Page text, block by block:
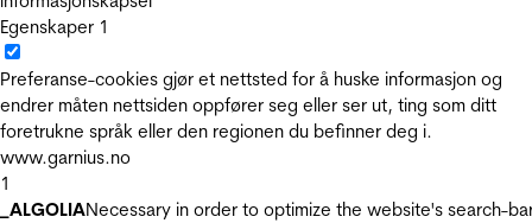
Egenskaper 1
Preferanse-cookies gjør et nettsted for å huske informasjon og
endrer måten nettsiden oppfører seg eller ser ut, ting som ditt
foretrukne språk eller den regionen du befinner deg i.
www.garnius.no
1
_ALGOLIANecessary in order to optimize the website's search-